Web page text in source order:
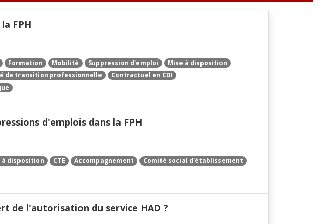
FPH
Formation Mobilité Suppression d'emploi
Mise à disposition
de transition professionnelle
Contractuel en CDI
d'emplois dans la FPH
à disposition CTE Accompagnement
Comité social d'établissement
de l'autorisation du service HAD ?